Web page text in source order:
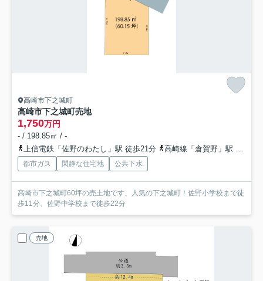
高崎市下之城町
高崎市下之城町売地
1,750万円
- / 198.85㎡ / -
上信電鉄「佐野のわたし」駅 徒歩21分
高崎線「倉賀野」駅 徒歩25分
都市ガス 閑静な住宅地 公共下水
高崎市下之城町60坪の売土地です、人気の下之城町！佐野小学校まで徒
歩11分、佐野中学校まで徒歩22分
売地